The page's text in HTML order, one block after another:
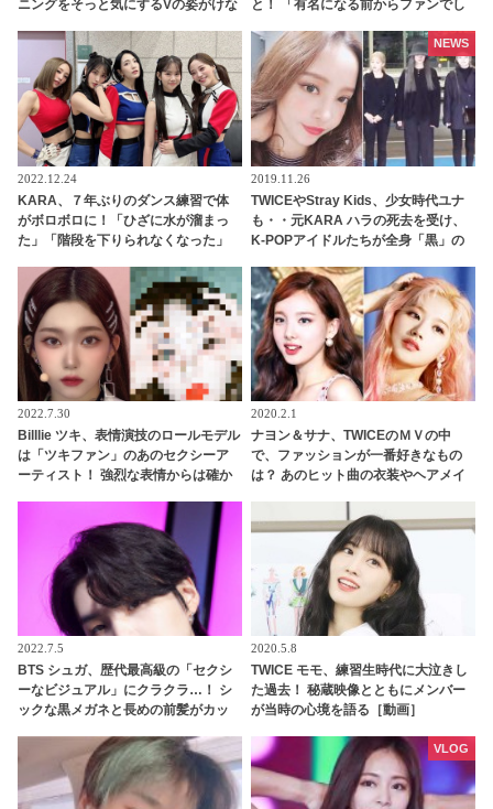
ニングをそっと気にするVの姿がけな
のまさかの事態にファンの視線集中
と！ 「有名になる前からファンでし
2022.12.24
KARA、７年ぶりのダンス練習で体
がボロボロに！「ひざに水が溜まっ
た」「階段を下りられなくなった」
振付を修正していたことを告白
2019.11.26
TWICEやStray Kids、少女時代ユナ
も・・元KARA ハラの死去を受け、
K-POPアイドルたちが全身「黒」の
NEWS
2022.7.30
Billlie ツキ、表情演技のロールモデル
は「ツキファン」のあのセクシーア
ーティスト！ 強烈な表情からは確か
2020.2.1
ナヨン＆サナ、TWICEのＭＶの中
で、ファッションが一番好きなもの
は？ あのヒット曲の衣装やヘアメイ
2022.7.5
BTS シュガ、歴代最高級の「セクシ
ーなビジュアル」にクラクラ…！ シ
ックな黒メガネと長めの前髪がカッ
美貌にくぎづけ「色気ヤバい」
2020.5.8
TWICE モモ、練習生時代に大泣きし
た過去！ 秘蔵映像とともにメンバー
が当時の心境を語る［動画］
VLOG